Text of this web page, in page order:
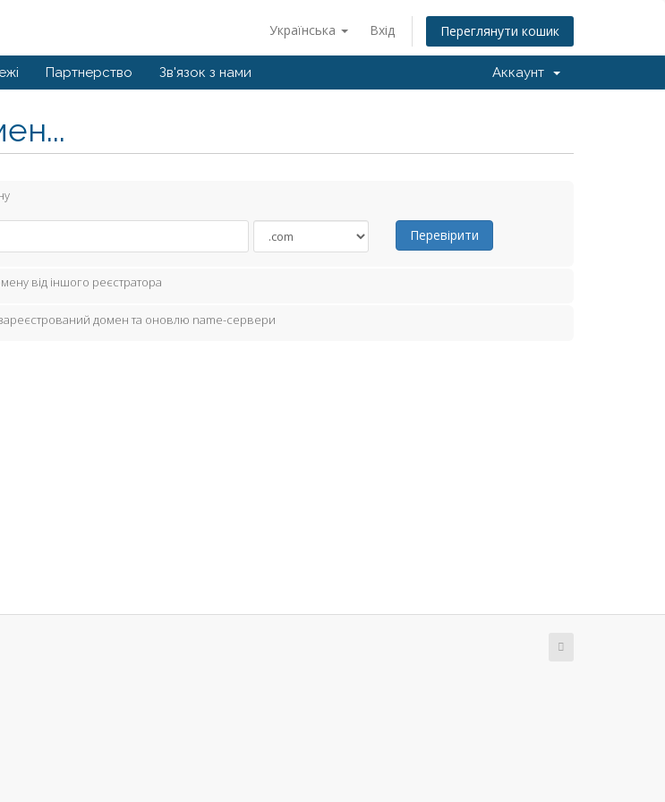
Українська Вхід Переглянути кошик
Партнерство Зв'язок з нами Аккаунт
Перевірити
від іншого реєстратора
домен та оновлю name-сервери